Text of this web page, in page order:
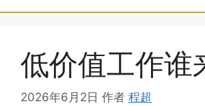
低价值工作谁
2026年6月2日 作者 程超